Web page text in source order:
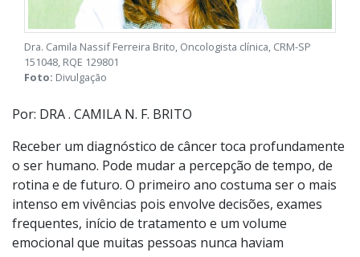
Dra. Camila Nassif Ferreira Brito, Oncologista clínica, CRM-SP
Foto:Divulgação
Por: DRA . CAMILA N. F. BRITO
Receber um diagnóstico de câncer toca profundamente
o ser humano. Pode mudar a percepção de tempo, de
rotina e de futuro. O primeiro ano costuma ser o mais